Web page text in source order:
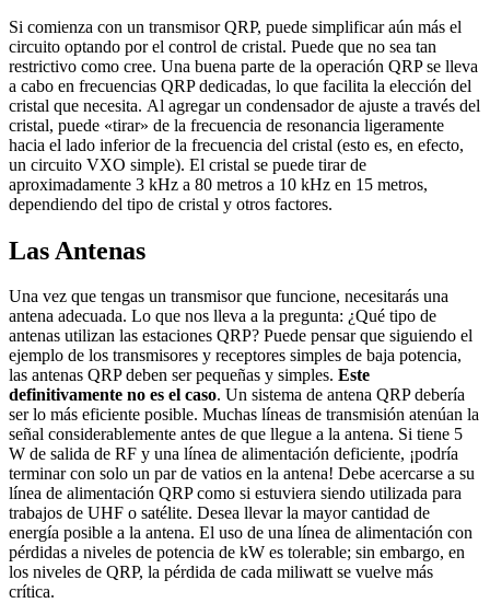
Si comienza con un transmisor QRP, puede simplificar aún más el
circuito optando por el control de cristal. Puede que no sea tan
restrictivo como cree. Una buena parte de la operación QRP se lleva
a cabo en frecuencias QRP dedicadas, lo que facilita la elección del
cristal que necesita. Al agregar un condensador de ajuste a través del
cristal, puede «tirar» de la frecuencia de resonancia ligeramente
hacia el lado inferior de la frecuencia del cristal (esto es, en efecto,
un circuito VXO simple). El cristal se puede tirar de
aproximadamente 3 kHz a 80 metros a 10 kHz en 15 metros,
dependiendo del tipo de cristal y otros factores.
Las Antenas
Una vez que tengas un transmisor que funcione, necesitarás una
antena adecuada. Lo que nos lleva a la pregunta: ¿Qué tipo de
antenas utilizan las estaciones QRP? Puede pensar que siguiendo el
ejemplo de los transmisores y receptores simples de baja potencia,
las antenas QRP deben ser pequeñas y simples. Este
definitivamente no es el caso. Un sistema de antena QRP debería
ser lo más eficiente posible. Muchas líneas de transmisión atenúan la
señal considerablemente antes de que llegue a la antena. Si tiene 5
W de salida de RF y una línea de alimentación deficiente, ¡podría
terminar con solo un par de vatios en la antena! Debe acercarse a su
línea de alimentación QRP como si estuviera siendo utilizada para
trabajos de UHF o satélite. Desea llevar la mayor cantidad de
energía posible a la antena. El uso de una línea de alimentación con
pérdidas a niveles de potencia de kW es tolerable; sin embargo, en
los niveles de QRP, la pérdida de cada miliwatt se vuelve más
crítica.